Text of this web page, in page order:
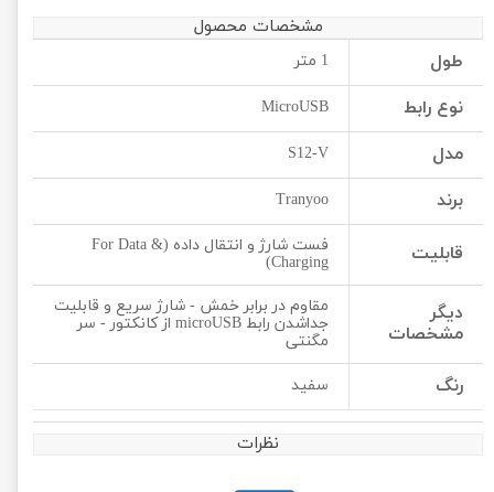
مشخصات محصول
طول 1 متر
نوع رابط MicroUSB
مدل S12-V
برند Tranyoo
قابلیت
فست شارژ و انتقال داده (For Data &
Charging)
دیگر
مشخصات
مقاوم در برابر خمش - شارژ سریع و قابلیت
جداشدن رابط microUSB از کانکتور - سر
مگنتی
رنگ سفید
نظرات